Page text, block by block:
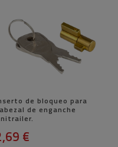
de bloqueo para
de enganche
€